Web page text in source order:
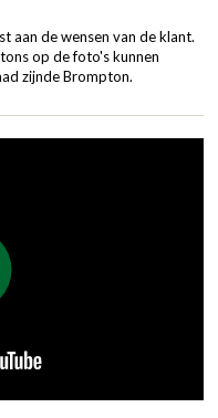
aan de wensen van de klant.
op de foto's kunnen
zijnde Brompton.